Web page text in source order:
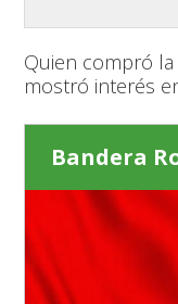
Quien compró la
mostró interés
Bandera